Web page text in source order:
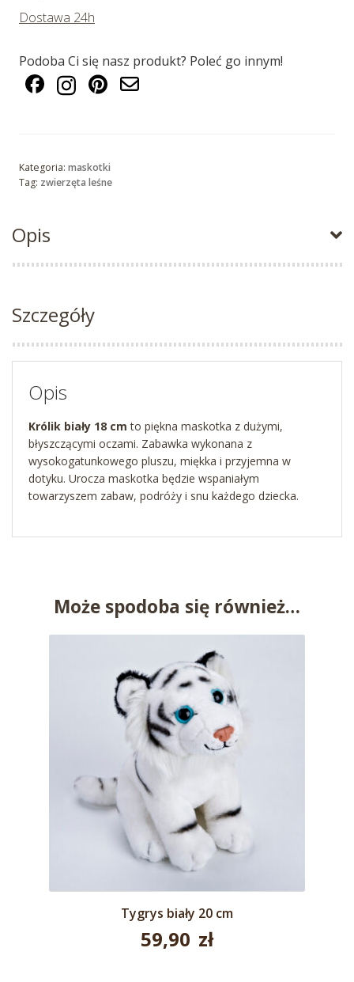
Dostawa 24h
Podoba Ci się nasz produkt? Poleć go innym!
Kategoria: maskotki
Tag: zwierzęta leśne
Opis
Szczegóły
Opis
Królik biały 18 cm to piękna maskotka z dużymi,
błyszczącymi oczami. Zabawka wykonana z
wysokogatunkowego pluszu, miękka i przyjemna w
dotyku. Urocza maskotka będzie wspaniałym
towarzyszem zabaw, podróży i snu każdego dziecka.
Może spodoba się również…
Tygrys biały 20 cm
59,90 zł